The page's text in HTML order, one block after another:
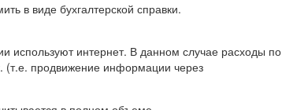
в виде бухгалтерской справки.
используют интернет. В данном случае расходы по
(т.е. продвижение информации через